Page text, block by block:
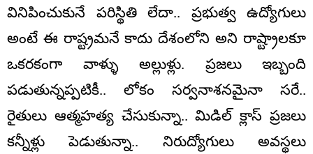
వినిపించుకునే పరిస్థితి లేదా.. ప్రభుత్వ ఉద్యోగులు
అంటే ఈ రాష్ట్రమనే కాదు దేశంలోని అని రాష్ట్రాలకూ
ఒకరకంగా వాళ్ళు అల్లుళ్లు. ప్రజలు ఇబ్బంది
పడుతున్నప్పటికీ.. లోకం సర్వనాశనమైనా సరే..
రైతులు ఆత్మహత్య చేసుకున్నా.. మిడిల్ క్లాస్ ప్రజలు
కన్నీళ్లు పెడుతున్నా.. నిరుద్యోగులు అవస్థలు